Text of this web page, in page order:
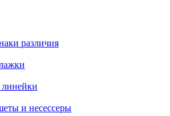
различия
и несессеры